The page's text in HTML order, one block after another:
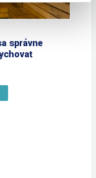
správne